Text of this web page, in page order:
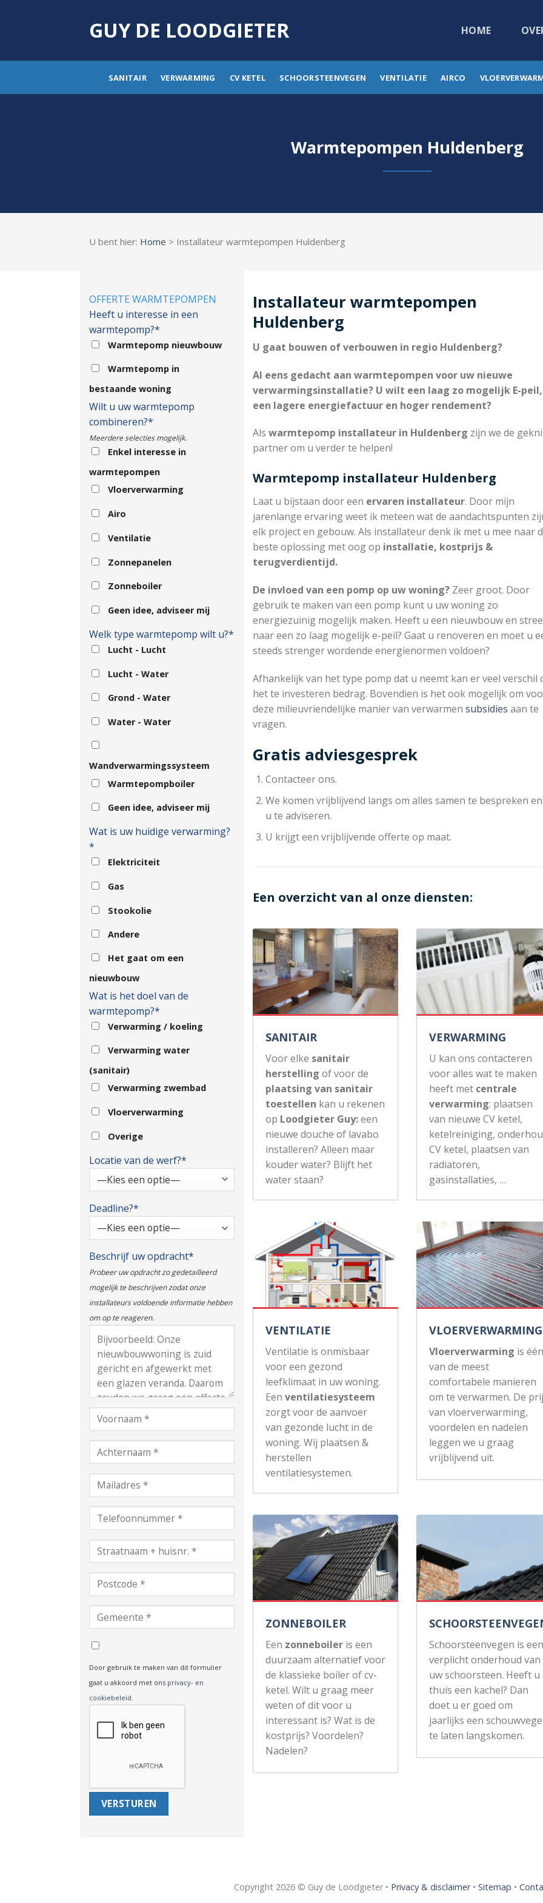
GUY DE LOODGIETER HOME
SANITAIR VERWARMING CV KETEL SCHOORSTEENVEGEN VENTILATIE AIRCO
Warmtepompen Huldenberg
U bent hier: Home > Installateur warmtepompen Huldenberg
OFFERTE WARMTEPOMPEN
Heeft u interesse in een
warmtepomp?*
Warmtepomp nieuwbouw
Warmtepomp in
bestaande woning
Wilt u uw warmtepomp
combineren?*
Meerdere selecties mogelijk.
Enkel interesse in
warmtepompen
Vloerverwarming
Airo
Ventilatie
Zonnepanelen
Zonneboiler
Geen idee, adviseer mij
Welk type warmtepomp wilt u?*
Lucht - Lucht
Lucht - Water
Grond - Water
Water - Water
Wandverwarmingssysteem
Warmtepompboiler
Geen idee, adviseer mij
Wat is uw huidige verwarming?
*
Elektriciteit
Gas
Stookolie
Andere
Het gaat om een
nieuwbouw
Wat is het doel van de
warmtepomp?*
Verwarming / koeling
Verwarming water
(sanitair)
Verwarming zwembad
Vloerverwarming
Overige
Locatie van de werf?*
Deadline?*
Beschrijf uw opdracht*
Probeer uw opdracht zo gedetailleerd
mogelijk te beschrijven zodat onze
installateurs voldoende informatie hebben
om op te reageren.
Door gebruik te maken van dit formulier
gaat u akkoord met ons privacy- en
cookiebeleid
Installateur warmtepompen
Huldenberg
U gaat bouwen of verbouwen in regio Huldenberg?
Al eens gedacht aan warmtepompen voor uw nieuwe
verwarmingsinstallatie? U wilt een laag zo mogelijk E-peil,
een lagere energiefactuur en hoger rendement?
Als warmtepomp installateur in Huldenberg zijn we de
partner om u verder te helpen!
Warmtepomp installateur Huldenberg
Laat u bijstaan door een ervaren installateur. Door mijn
jarenlange ervaring weet ik meteen wat de aandachtspunten
elk project en gebouw. Als installateur denk ik met u mee naar
beste oplossing met oog op installatie, kostprijs &
terugverdientijd.
De invloed van een pomp op uw woning? Zeer groot. Door
gebruik te maken van een pomp kunt u uw woning zo
energiezuinig mogelijk maken. Heeft u een nieuwbouw en
naar een zo laag mogelijk e-peil? Gaat u renoveren en moet u
steeds strenger wordende energienormen voldoen?
Afhankelijk van het type pomp dat u neemt kan er veel verschil
het te investeren bedrag. Bovendien is het ook mogelijk om
deze milieuvriendelijke manier van verwarmen subsidies aan te
vragen.
Gratis adviesgesprek
Contacteer ons.
We komen vrijblijvend langs om alles samen te bespreken
u te adviseren.
U krijgt een vrijblijvende offerte op maat.
Een overzicht van al onze diensten:
SANITAIR
Voor elke sanitair
herstelling of voor de
plaatsing van sanitair
toestellen kan u rekenen
op Loodgieter Guy:een
nieuwe douche of lavabo
installeren? Alleen maar
kouder water? Blijft het
water staan?
VERWARMING
U kan ons contacteren
voor alles wat te maken
heeft met centrale
verwarming: plaatsen
van nieuwe CV ketel,
ketelreiniging,
CV ketel, plaatsen van
radiatoren,
gasinstallaties, …
VENTILATIE
Ventilatie is onmisbaar
voor een gezond
leefklimaat in uw woning.
Een ventilatiesysteem
zorgt voor de aanvoer
van gezonde lucht in de
woning. Wij plaatsen &
herstellen
ventilatiesystemen.
VLOERVERWARMING
Vloerverwarming is één
van de meest
comfortabele manieren
om te verwarmen. De
van vloerverwarming,
voordelen en nadelen
leggen we u graag
vrijblijvend uit.
ZONNEBOILER
Een zonneboiler is een
duurzaam alternatief voor
de klassieke boiler of cv-
ketel. Wilt u graag meer
weten of dit voor u
interessant is? Wat is de
kostprijs? Voordelen?
Nadelen?
Schoorsteenvegen is een
verplicht onderhoud van
uw schoorsteen. Heeft u
thuis een kachel? Dan
doet u er goed om
jaarlijks een
te laten langskomen.
Copyright 2026 © Guy de Loodgieter • Privacy & disclaimer• Sitemap •